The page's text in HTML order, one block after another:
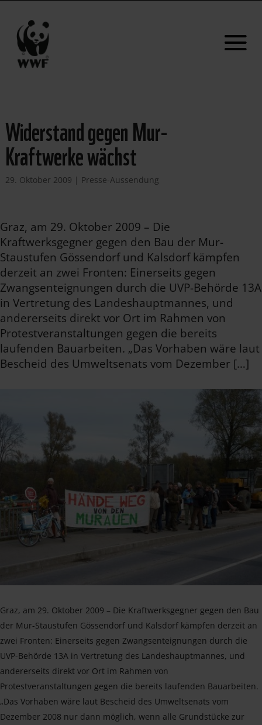
Widerstand gegen Mur-
Kraftwerke wächst
29. Oktober 2009 | Presse-Aussendung
Graz, am 29. Oktober 2009 – Die
Kraftwerksgegner gegen den Bau der Mur-
Staustufen Gössendorf und Kalsdorf kämpfen
derzeit an zwei Fronten: Einerseits gegen
Zwangsenteignungen durch die UVP-Behörde 13A
in Vertretung des Landeshauptmannes, und
andererseits direkt vor Ort im Rahmen von
Protestveranstaltungen gegen die bereits
laufenden Bauarbeiten. „Das Vorhaben wäre laut
Bescheid des Umweltsenats vom Dezember […]
Graz, am 29. Oktober 2009 – Die Kraftwerksgegner gegen den Bau
der Mur-Staustufen Gössendorf und Kalsdorf kämpfen derzeit an
zwei Fronten: Einerseits gegen Zwangsenteignungen durch die
UVP-Behörde 13A in Vertretung des Landeshauptmannes, und
andererseits direkt vor Ort im Rahmen von
Protestveranstaltungen gegen die bereits laufenden Bauarbeiten.
„Das Vorhaben wäre laut Bescheid des Umweltsenats vom
Dezember 2008 nur dann möglich, wenn alle Grundstücke zur